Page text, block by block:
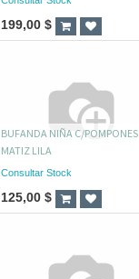
199,00 $
BUFANDA NIÑA C/POMPONES
MATIZ LILA
Consultar Stock
125,00 $